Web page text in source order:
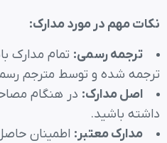
نکات مهم در مورد مدارک:
ترجمه رسمی: تمام مدارک
ترجمه شده و توسط مترجم
اصل مدارک: در هنگام
داشته باشید.
مدارک معتبر: اطمینان